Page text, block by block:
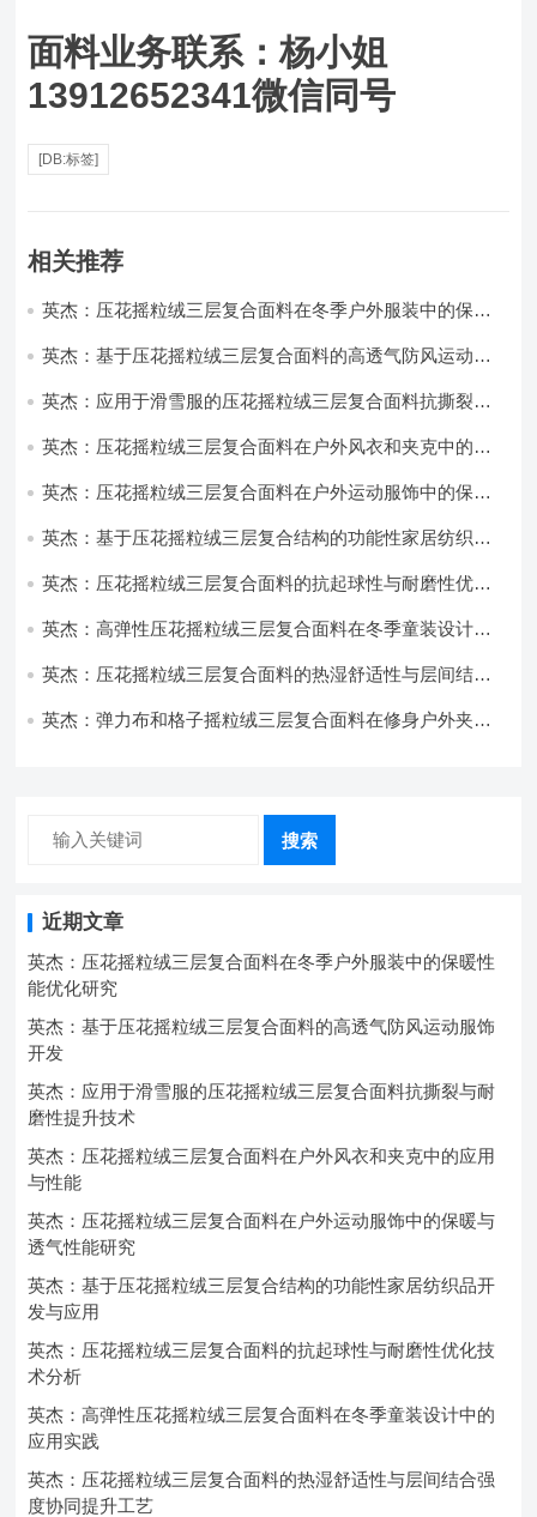
面料业务联系：杨小姐
13912652341微信同号
[DB:标签]
相关推荐
英杰：压花摇粒绒三层复合面料在冬季户外服装中的保暖
英杰：基于压花摇粒绒三层复合面料的高透气防风运动服
英杰：应用于滑雪服的压花摇粒绒三层复合面料抗撕裂与
英杰：压花摇粒绒三层复合面料在户外风衣和夹克中的应
英杰：压花摇粒绒三层复合面料在户外运动服饰中的保暖
英杰：基于压花摇粒绒三层复合结构的功能性家居纺织品
英杰：压花摇粒绒三层复合面料的抗起球性与耐磨性优化
英杰：高弹性压花摇粒绒三层复合面料在冬季童装设计中
英杰：压花摇粒绒三层复合面料的热湿舒适性与层间结合
英杰：弹力布和格子摇粒绒三层复合面料在修身户外夹克
搜索
近期文章
英杰：压花摇粒绒三层复合面料在冬季户外服装中的保暖性
能优化研究
英杰：基于压花摇粒绒三层复合面料的高透气防风运动服饰
开发
英杰：应用于滑雪服的压花摇粒绒三层复合面料抗撕裂与耐
磨性提升技术
英杰：压花摇粒绒三层复合面料在户外风衣和夹克中的应用
与性能
英杰：压花摇粒绒三层复合面料在户外运动服饰中的保暖与
透气性能研究
英杰：基于压花摇粒绒三层复合结构的功能性家居纺织品开
发与应用
英杰：压花摇粒绒三层复合面料的抗起球性与耐磨性优化技
术分析
英杰：高弹性压花摇粒绒三层复合面料在冬季童装设计中的
应用实践
英杰：压花摇粒绒三层复合面料的热湿舒适性与层间结合强
度协同提升工艺